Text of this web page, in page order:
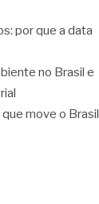
por que a data
no Brasil e
move o Brasil